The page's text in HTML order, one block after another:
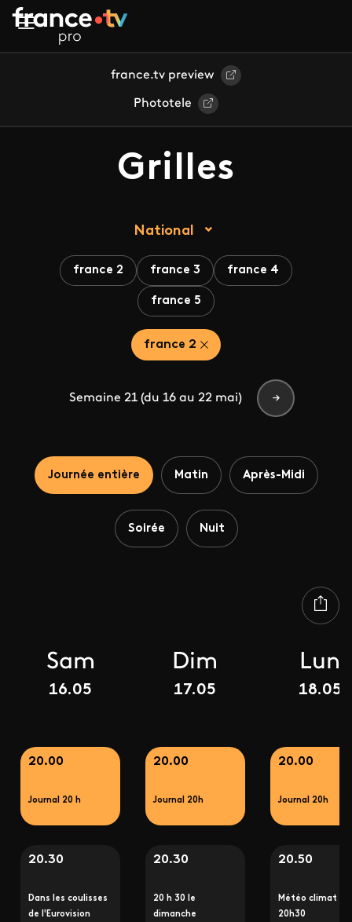
Aller au contenu principal
france.tv preview
Phototele
Grilles
National
france 2 france 3 france 4
france 5
france 2
Semaine 21 (du 16 au 22 mai)
Journée entière Matin Après-Midi
Soirée Nuit
Sam
16.05
Dim
17.05
Lun
18.05
20.00
Journal 20 h
20.00
Journal 20h
20.00
Journal 20h
20.30
Dans les coulisses
de l'Eurovision
20.30
20 h 30 le
dimanche
20.50
Météo climat
20h30